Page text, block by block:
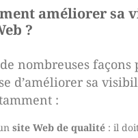
améliorer sa
?
nombreuses façons
d’améliorer sa
:
site Web de qualité : il